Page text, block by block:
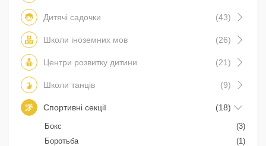
Дитячі садочки (43)
Школи іноземних мов (26)
Центри розвитку дитини (21)
Школи танців (9)
Спортивні секції (18)
Бокс
(3)
Боротьба
(1)